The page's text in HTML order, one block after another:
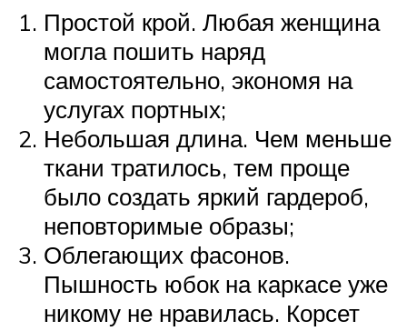
Простой крой. Любая женщина
могла пошить наряд
самостоятельно, экономя на
услугах портных;
Небольшая длина. Чем меньше
ткани тратилось, тем проще
было создать яркий гардероб,
неповторимые образы;
Облегающих фасонов.
Пышность юбок на каркасе уже
никому не нравилась. Корсет